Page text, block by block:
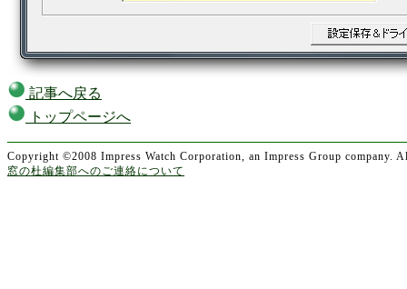
記事へ戻る
トップページへ
Copyright ©2008 Impress Watch Corporation, an Impress Group company.
窓の杜編集部へのご連絡について